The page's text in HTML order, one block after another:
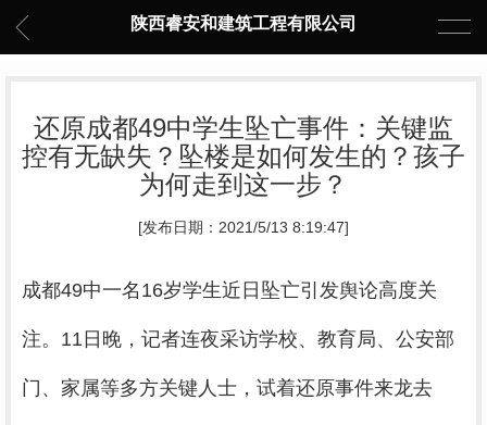
陕西睿安和建筑工程有限公司
还原成都49中学生坠亡事件：关键监
控有无缺失？坠楼是如何发生的？孩子
为何走到这一步？
[发布日期：2021/5/13 8:19:47]
成都49中一名16岁学生近日坠亡引发舆论高度关
注。11日晚，记者连夜采访学校、教育局、公安部
门、家属等多方关键人士，试着还原事件来龙去